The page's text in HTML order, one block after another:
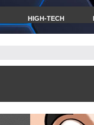
HIGH-TECH